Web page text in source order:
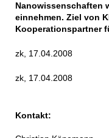
Nanowissenschaften
einnehmen. Ziel von
Kooperationspartner
zk, 17.04.2008
zk, 17.04.2008
Kontakt: